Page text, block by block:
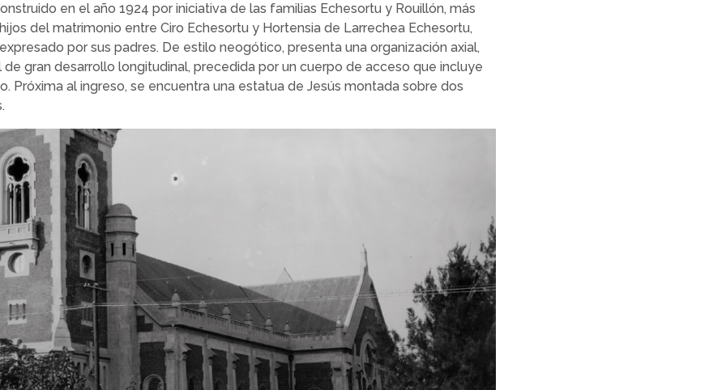
en el año 1924 por iniciativa de las familias Echesortu y Rouillón, más
del matrimonio entre Ciro Echesortu y Hortensia de Larrechea Echesortu,
por sus padres. De estilo neogótico, presenta una organización axial,
de gran desarrollo longitudinal, precedida por un cuerpo de acceso que incluye
Próxima al ingreso, se encuentra una estatua de Jesús montada sobre dos